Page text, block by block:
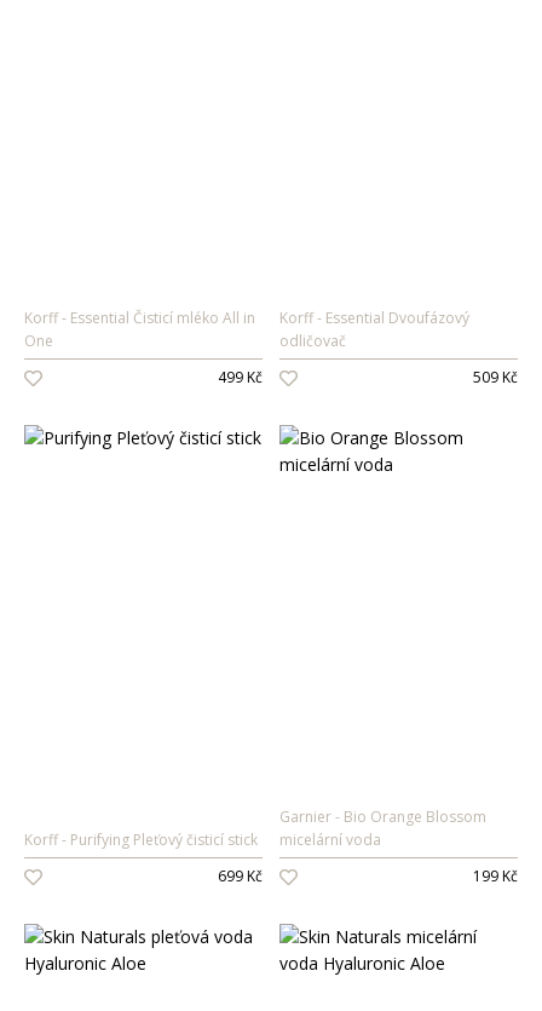
Korff
Essential Čisticí mléko All in
One
499 Kč
Korff
Essential Dvoufázový
odličovač
509 Kč
Korff
Purifying Pleťový čisticí stick
699 Kč
Garnier
Bio Orange Blossom
micelární voda
199 Kč